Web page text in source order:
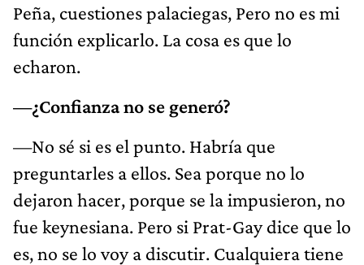
Peña, cuestiones palaciegas, Pero no es mi
función explicarlo. La cosa es que lo
echaron.
—¿Confianza no se generó?
—No sé si es el punto. Habría que
preguntarles a ellos. Sea porque no lo
dejaron hacer, porque se la impusieron, no
fue keynesiana. Pero si Prat-Gay dice que lo
es, no se lo voy a discutir. Cualquiera tiene